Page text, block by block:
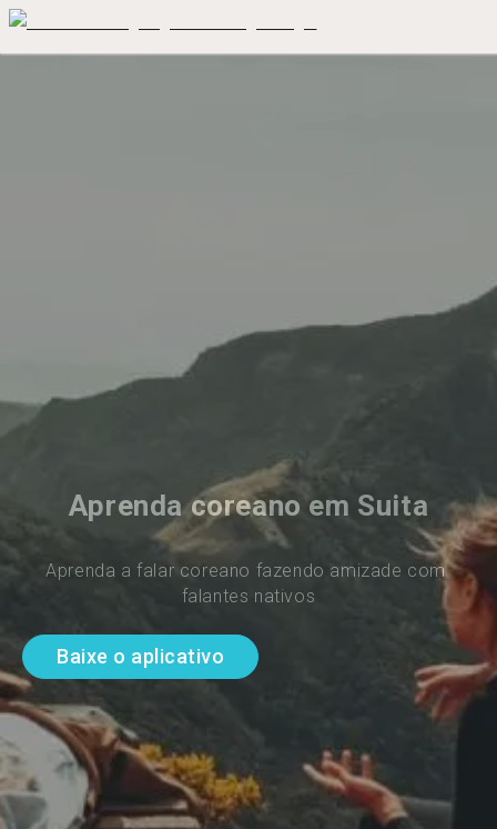
Aprenda coreano em Suita
Aprenda a falar coreano fazendo amizade com
falantes nativos
Baixe o aplicativo